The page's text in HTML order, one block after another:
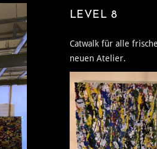
LEVEL 8
Cat­walk für alle
neu­en Ate­lier.